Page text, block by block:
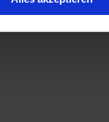
mit, welchen